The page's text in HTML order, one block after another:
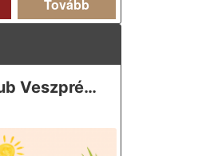
Tovább
Rendhagyó Silent Book Club Veszprémben